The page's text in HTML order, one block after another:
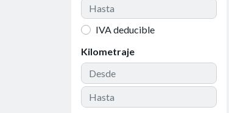
IVA deducible
Kilometraje